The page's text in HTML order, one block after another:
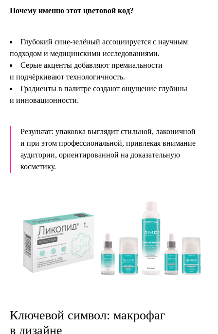
Почему именно этот цветовой код?
Глубокий сине-зелёный ассоциируется с научным
подходом и медицинскими исследованиями.
Серые акценты добавляют премиальности
и подчёркивают технологичность.
Градиенты в палитре создают ощущение глубины
и инновационности.
Результат: упаковка выглядит стильной, лаконичной
и при этом профессиональной, привлекая внимание
аудитории, ориентированной на доказательную
косметику.
Ключевой символ: макрофаг
в дизайне